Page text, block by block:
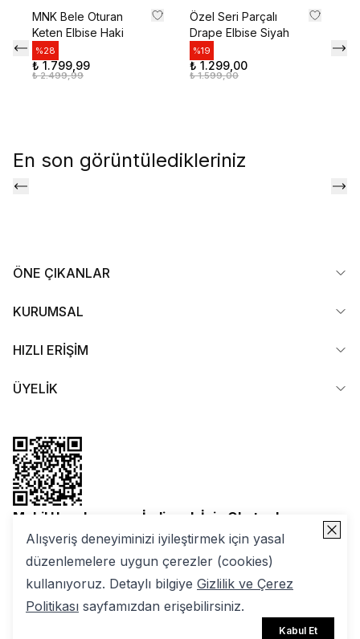
Alışveriş deneyiminizi iyileştirmek için yasal
düzenlemelere uygun çerezler (cookies)
kullanıyoruz. Detaylı bilgiye Gizlilik ve Çerez
Politikası sayfamızdan erişebilirsiniz.
Kabul Et
MNK Bele Oturan
Keten Elbise Haki
%28
₺ 1.799,99
₺ 2.499,99
Özel Seri Parçalı
Drape Elbise Siyah
%19
₺ 1.299,00
₺ 1.599,00
En son görüntüledikleriniz
ÖNE ÇIKANLAR
KURUMSAL
HIZLI ERİŞİM
ÜYELİK
Mobil Uygulamamızı İndirmek İçin Okutun!
2025 Nuuwears. Tüm Hakları Saklıdır | ikas E-ticaret